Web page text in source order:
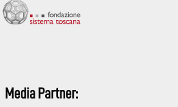
Media Partner: